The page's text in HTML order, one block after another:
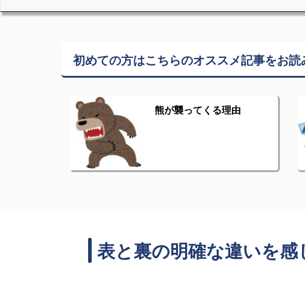
初めての方はこちらのオススメ記事をお
熊が襲ってくる理由
表と裏の明確な違いを